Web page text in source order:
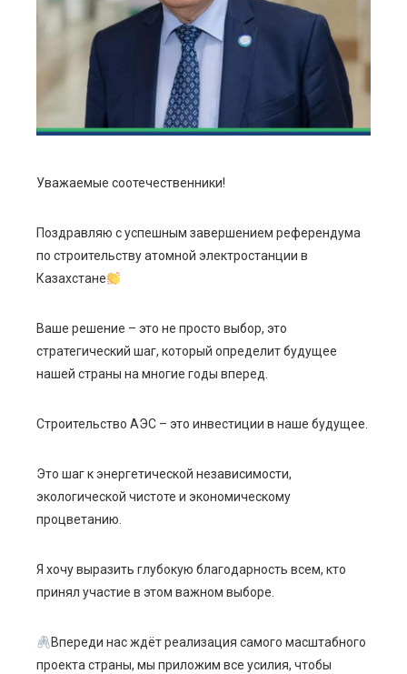
Уважаемые соотечественники!
Поздравляю с успешным завершением референдума
по строительству атомной электростанции в
Казахстане
Ваше решение – это не просто выбор, это
стратегический шаг, который определит будущее
нашей страны на многие годы вперед.
Строительство АЭС – это инвестиции в наше будущее.
Это шаг к энергетической независимости,
экологической чистоте и экономическому
процветанию.
Я хочу выразить глубокую благодарность всем, кто
принял участие в этом важном выборе.
Впереди нас ждёт реализация самого масштабного
проекта страны, мы приложим все усилия, чтобы